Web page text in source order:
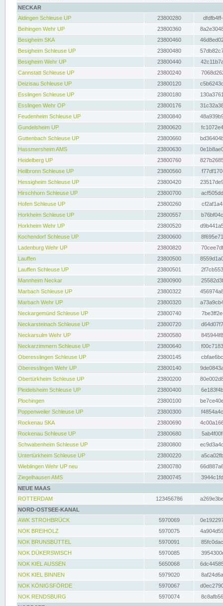
NECKAR
Aldingen Schleuse UP
23800280
Beihingen Wehr UP
23800360
Besigheim SKA
23800460
Besigheim Schleuse UP
23800480
Besigheim Wehr UP
23800440
Cannstatt Schleuse UP
23800240
Deizisau Schleuse UP
23800120
Esslingen Schleuse UP
23800180
Esslingen Wehr OP
23800176
Feudenheim Schleuse UP
23800840
Gundelsheim UP
23800620
Guttenbach Schleuse UP
23800660
Hassmersheim AMS
23800630
Heidelberg UP
23800760
Heilbronn Schleuse UP
23800560
Hessigheim Schleuse UP
23800420
Hirschhorn Schleuse UP
23800700
Hofen Schleuse UP
23800260
Horkheim Schleuse UP
23800557
Horkheim Wehr UP
23800520
Kochendorf Schleuse UP
23800600
Ladenburg Wehr UP
23800820
Lauffen
23800500
Lauffen Schleuse UP
23800501
Mannheim Neckar
23800900
Marbach Schleuse UP
23800322
Marbach Wehr UP
23800320
Neckargemünd Schleuse UP
23800740
Neckarsteinach Schleuse UP
23800720
Neckarsulm Wehr UP
23800580
Neckarzimmern Schleuse UP
23800640
Oberesslingen Schleuse UP
23800145
Oberesslingen Wehr UP
23800140
Obertürkheim Schleuse UP
23800200
Pleidelsheim Schleuse UP
23800400
Plochingen
23800100
Poppenweiler Schleuse UP
23800300
Rockenau SKA
23800690
Rockenau Schleuse UP
23800680
Schwabenheim Schleuse UP
23800800
Untertürkheim Schleuse UP
23800220
Wieblingen Wehr UP neu
23800780
Ziegelhausen AMS
23800745
NEUE MAAS
ROTTERDAM
123456786
NORD-OSTSEE-KANAL
AWK STROHBRÜCK
5970069
NOK BREIHOLZ
5970075
NOK BRUNSBÜTTEL
5970091
NOK DÜKERSWISCH
5970085
NOK KIEL AUSSEN
5650068
NOK KIEL BINNEN
5979020
NOK KÖNIGSFÖRDE
5970067
NOK RENDSBURG
5970074